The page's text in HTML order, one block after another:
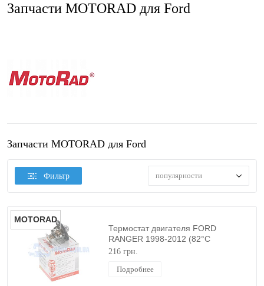
Запчасти MOTORAD для Ford
Запчасти MOTORAD для Ford
Фильтр популярности
MOTORAD
Термостат двигателя FORD
RANGER 1998-2012 (82°С
2.5TDI/2.5TDСI/3.0TDСI) MOTORAD
216 грн.
Подробнее